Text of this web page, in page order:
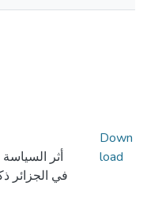
في الجزائر
Down
load